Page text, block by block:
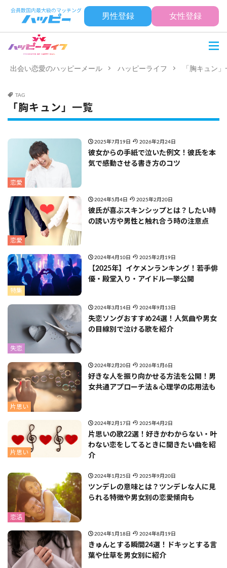
男性登録 女性登録
出会い恋愛のハッピーメール ハッピーライフ 「胸キュン
TAG
「胸キュン」一覧
恋愛
2025年7月19日 2026年2月24日
彼女からの手紙で泣いた例文！彼氏を本
気で感動させる書き方のコツ
恋愛
2024年5月4日 2025年2月20日
彼氏が喜ぶスキンシップとは？したい時
の誘い方や男性と触れ合う時の注意点
特集
2024年4月10日 2025年2月19日
【2025年】イケメンランキング！若手俳
優・殿堂入り・アイドル一挙公開
失恋
2024年3月14日 2024年9月13日
失恋ソングおすすめ24選！人気曲や男女
の目線別で泣ける歌を紹介
片思い
2024年2月20日 2026年1月6日
好きな人を振り向かせる方法を公開！男
女共通アプローチ法＆心理学の応用法も
片思い
2024年2月17日 2025年4月2日
片思いの歌22選！好きかわからない・叶
わない恋をしてるときに聞きたい曲を紹
介
恋活
2024年1月25日 2025年9月20日
ツンデレの意味とは？ツンデレな人に見
られる特徴や男女別の恋愛傾向も
2024年1月18日 2024年8月19日
きゅんとする瞬間24選！ドキッとする言
葉や仕草を男女別に紹介